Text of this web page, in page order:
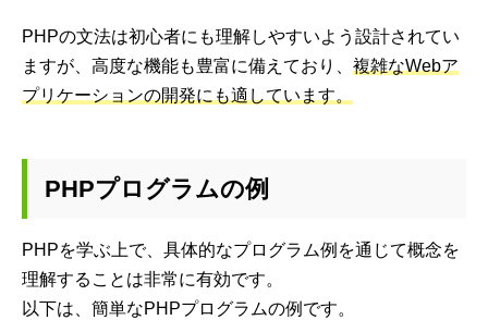
PHPの文法は初心者にも理解しやすいよう設計されてい
ますが、高度な機能も豊富に備えており、 複雑なWebア
プリケーションの開発にも適しています。
PHPプログラムの例
PHPを学ぶ上で、具体的なプログラム例を通じて概念を
理解することは非常に有効です。
以下は、簡単なPHPプログラムの例です。